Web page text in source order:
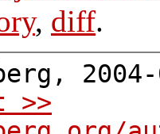
, diff.
>>